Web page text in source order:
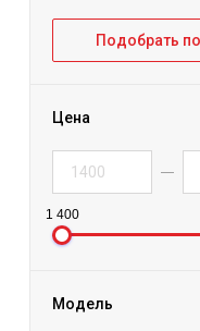
Подобрать
Цена
1 400
Модель